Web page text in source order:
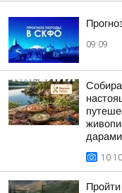
09:09
дарами
10:10